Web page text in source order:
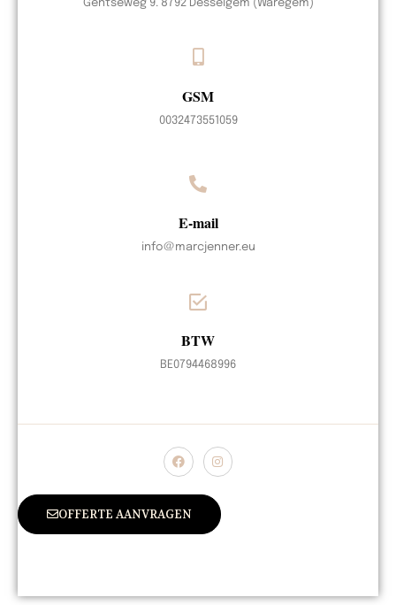
Gentseweg 9. 8792 Desselgem (Waregem)
GSM
0032473551059
E-mail
info@marcjenner.eu
BTW
BE0794468996
OFFERTE AANVRAGEN